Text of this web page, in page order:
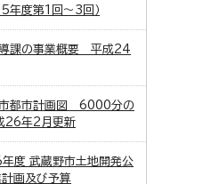
年度第1回～3回）
課の事業概要 平成24
都市計画図 6000分の
年2月更新
度 武蔵野市土地開発公
画及び予算